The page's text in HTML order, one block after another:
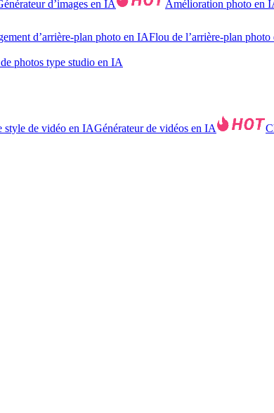
d’images en IA Amélioration photo en
d’arrière-plan photo en IAFlou de l’arrière-plan photo
photos type studio en IA
style de vidéo en IAGénérateur de vidéos en IA